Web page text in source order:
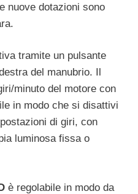
nuove dotazioni sono
tramite un pulsante
del manubrio. Il
minuto del motore con
in modo che si disattivi
di giri, con
luminosa fissa o
è regolabile in modo da